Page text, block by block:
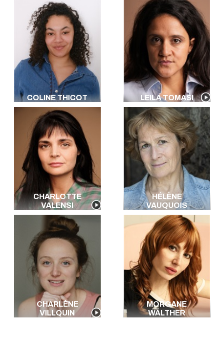
COLINE THICOT LEILA TOMASI
CHARLOTTE
VALENSI
HÉLÈNE
VAUQUOIS
CHARLÈNE
VILLQUIN
MORGANE
WALTHER